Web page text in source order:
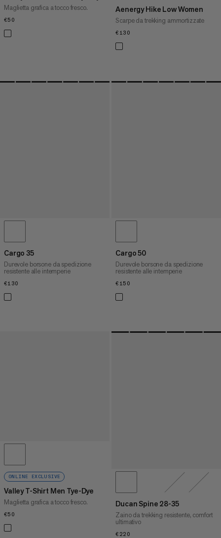
Maglietta grafica a tocco fresco.
€50
Aenergy Hike Low Women
Scarpe da trekking ammortizzate
€130
Cargo 35
Durevole borsone da spedizione
resistente alle intemperie
€130
Cargo 50
Durevole borsone da spedizione
resistente alle intemperie
€150
ONLINE EXCLUSIVE
Valley T-Shirt Men Tye-Dye
Maglietta grafica a tocco fresco.
€50
Ducan Spine 28-35
Zaino da trekking resistente, comfort
ultimativo
€220